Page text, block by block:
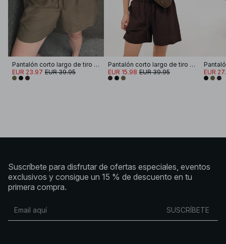
Pantalón corto largo de tiro medio
EUR 23.97 EUR 39.95
Pantalón corto largo de tiro medio
EUR 15.98 EUR 39.95 EUR
Suscríbete para disfrutar de ofertas especiales, eventos
exclusivos y consigue un 15 % de descuento en tu
primera compra.
SUSCRÍBETE